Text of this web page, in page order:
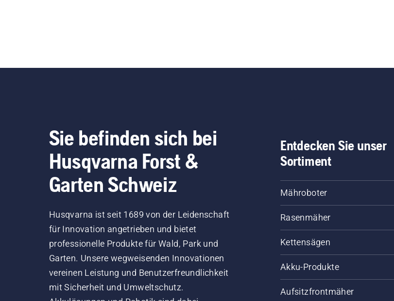
Sie befinden sich bei
Husqvarna Forst &
Garten Schweiz
Husqvarna ist seit 1689 von der Leidenschaft
für Innovation angetrieben und bietet
professionelle Produkte für Wald, Park und
Garten. Unsere wegweisenden Innovationen
vereinen Leistung und Benutzerfreundlichkeit
mit Sicherheit und Umweltschutz.
Entdecken Sie unser
Sortiment
Mähroboter
Rasenmäher
Kettensägen
Akku-Produkte
Aufsitzfrontmäher